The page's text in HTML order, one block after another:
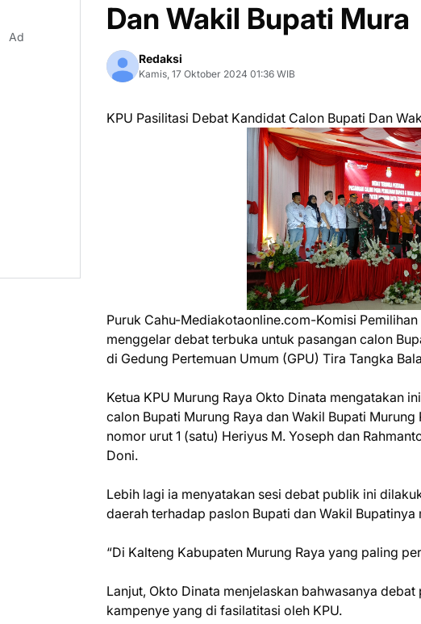
Dan Wakil Bupati Mura
Redaksi
Kamis, 17 Oktober 2024 01:36 WIB
KPU Pasilitasi Debat Kandidat Calon Bupati Dan
Puruk Cahu-Mediakotaonline.com-Komisi
menggelar debat terbuka untuk pasangan calon
di Gedung Pertemuan Umum (GPU) Tira Tangka
Ketua KPU Murung Raya Okto Dinata mengatakan
calon Bupati Murung Raya dan Wakil Bupati
nomor urut 1 (satu) Heriyus M. Yoseph dan
Doni.
Lebih lagi ia menyatakan sesi debat publik ini
daerah terhadap paslon Bupati dan Wakil Bupatinya
“Di Kalteng Kabupaten Murung Raya yang paling
Lanjut, Okto Dinata menjelaskan bahwasanya
kampenye yang di fasilatitasi oleh KPU.
Ad